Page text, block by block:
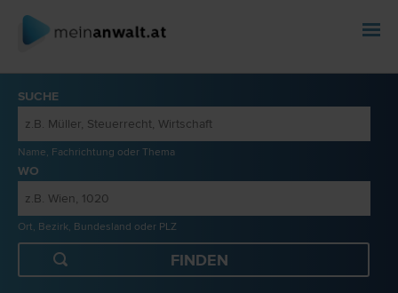
SUCHE
Name, Fachrichtung oder Thema
WO
Ort, Bezirk, Bundesland oder PLZ